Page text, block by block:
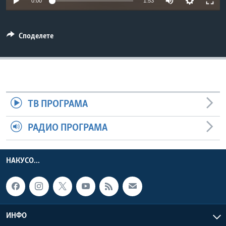
ИНТЕРВЈУА
Споделете
ТВ ПРОГРАМА
РАДИО ПРОГРАМА
НАКУСО...
ИНФО